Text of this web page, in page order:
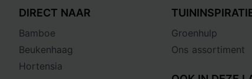
DIRECT NAAR
Bamboe
Beukenhaag
Hortensia
Groenhulp
Ons assortiment